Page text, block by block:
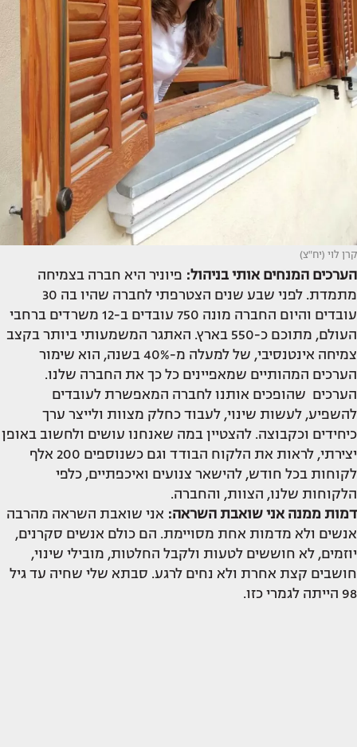
קרן לוי (יח"צ)
הערכים המנחים אותי בניהול: פיוניר היא חברה בצמיחה
מתמדת. לפני שבע שנים הצטרפתי לחברה שהיו בה 30
עובדים והיום החברה מונה 750 עובדים ב-12 משרדים ברחבי
העולם, מתוכם כ-550 בארץ. האתגר המשמעותי ביותר בקצב
צמיחה אינטנסיבי, של למעלה מ-40% בשנה, הוא שימור
הערכים המהותיים שמאפיינים כל כך את החברה שלנו.
הערכים שהופכים אותנו לחברה המאפשרת לעובדים
להשפיע, לעשות שינוי, לעבוד כחלק מצוות ולייצר ערך
כיחידים וכקבוצה. להצטיין במה שאנחנו עושים ולחשוב באופן
יצירתי, לראות את הלקוח הבודד וגם כשנוספים 200 אלף
לקוחות בכל חודש, להישאר צנועים ואיכפתיים, כלפי
הלקוחות שלנו, הצוות, והחברה.
דמות ממנה אני שואבת השראה: אני שואבת השראה מהרבה
אנשים ולא מדמות אחת מסויימת. הם כולם אנשים סקרנים,
יוזמים, לא חוששים לטעות ולקבל החלטות, מובילי שינוי,
חושבים קצת אחרת ולא נחים לרגע. סבתא שלי שחיה עד גיל
98 הייתה לגמרי כזו.